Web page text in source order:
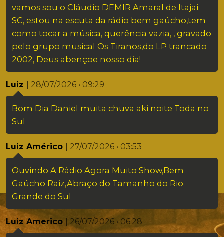
vamos sou o Cláudio DEMIR Amaral de Itajaí
SC, estou na escuta da rádio bem gaúcho,tem
como tocar a música, querência vazia, , gravado
pelo grupo musical Os Tiranos,do LP trancado
2002, Deus abençoe nosso dia!
Luiz | 28/07/2026 • 09:29
Bom Dia Daniel muita chuva aki noite Toda no
Sul
Luiz Américo | 27/07/2026 • 03:53
Ouvindo A Rádio Agora Muito Show,Bem
Gaúcho Raiz,Abraço do Tamanho do Rio
Grande do Sul
Luiz Americo | 26/07/2026 • 06:28